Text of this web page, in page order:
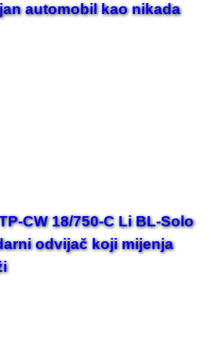
automobil kao nikada
CW 18/750-C Li BL-Solo
odvijač koji mijenja